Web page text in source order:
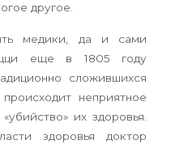
другое.
медики, да и сами
еще в 1805 году
сложившихся
неприятное
их здоровья.
здоровья доктор